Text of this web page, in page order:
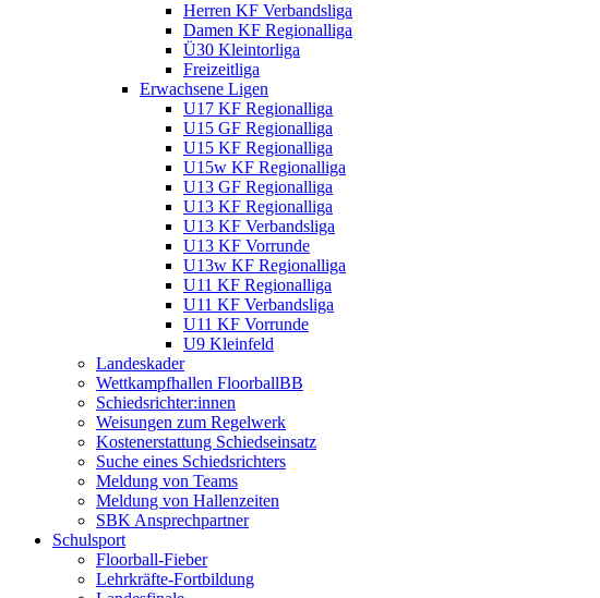
Herren KF Verbandsliga
Damen KF Regionalliga
Ü30 Kleintorliga
Freizeitliga
Erwachsene Ligen
U17 KF Regionalliga
U15 GF Regionalliga
U15 KF Regionalliga
U15w KF Regionalliga
U13 GF Regionalliga
U13 KF Regionalliga
U13 KF Verbandsliga
U13 KF Vorrunde
U13w KF Regionalliga
U11 KF Regionalliga
U11 KF Verbandsliga
U11 KF Vorrunde
U9 Kleinfeld
Landeskader
Wettkampfhallen FloorballBB
Schiedsrichter:innen
Weisungen zum Regelwerk
Kostenerstattung Schiedseinsatz
Suche eines Schiedsrichters
Meldung von Teams
Meldung von Hallenzeiten
SBK Ansprechpartner
Schulsport
Floorball-Fieber
Lehrkräfte-Fortbildung